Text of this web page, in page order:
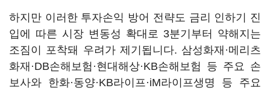
하지만 이러한 투자손익 방어 전략도 금리 인하기 진
입에 따른 시장 변동성 확대로 3분기부터 약해지는
조짐이 포착돼 우려가 제기됩니다. 삼성화재·메리츠
화재·DB손해보험·현대해상·KB손해보험 등 주요 손
보사와 한화·동양·KB라이프·iM라이프생명 등 주요